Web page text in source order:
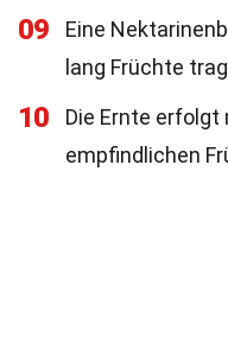
09
Eine
lang Früchte
10
Die Ernte erfolgt
empfindlichen